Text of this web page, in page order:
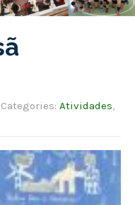
Atividades